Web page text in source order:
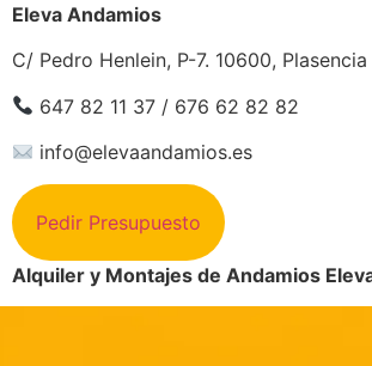
Eleva Andamios
C/ Pedro Henlein, P-7. 10600,
647 82 11 37 / 676 62 82 82
info@elevaandamios.es
Pedir Presupuesto
Alquiler y Montajes de Andamios